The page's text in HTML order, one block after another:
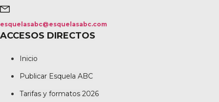
esquelasabc@esquelasabc.com
ACCESOS DIRECTOS
Inicio
Publicar Esquela ABC
Tarifas y formatos 2026